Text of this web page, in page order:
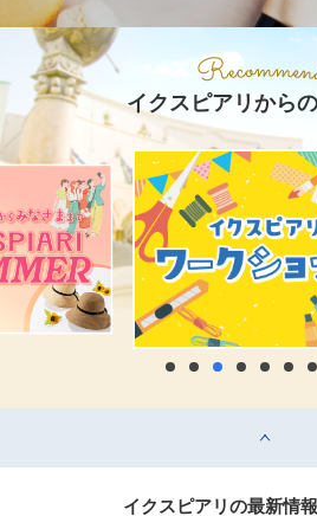
イクスピアリから
イクスピアリの最新情